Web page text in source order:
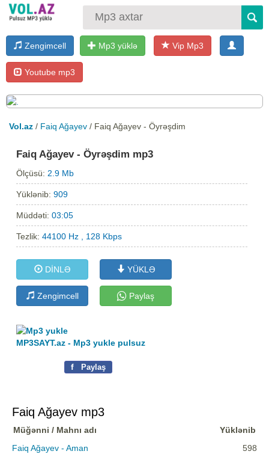
Zengimcell Mp3 yüklə Vip Mp3
Youtube mp3
Vol.az / Faiq Ağayev / Faiq Ağayev - Öyrəşdim
Faiq Ağayev - Öyrəşdim mp3
Ölçüsü: 2.9 Mb
Yüklənib:909
Müddəti:03:05
Tezlik:44100 Hz , 128 Kbps
DİNLƏ YÜKLƏ
Zengimcell Paylaş
MP3SAYT.az - Mp3 yukle pulsuz
f Paylaş
Faiq Ağayev mp3
Müğənni / Mahnı adı
Yüklənib
Faiq Ağayev - Aman
598